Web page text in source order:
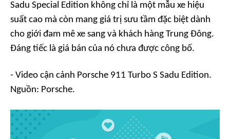
Sadu Special Edition không chỉ là một mẫu xe hiệu
suất cao mà còn mang giá trị sưu tầm đặc biệt dành
cho giới đam mê xe sang và khách hàng Trung Đông.
Đáng tiếc là giá bán của nó chưa được công bố.
- Video cận cảnh Porsche 911 Turbo S Sadu Edition.
Nguồn: Porsche.